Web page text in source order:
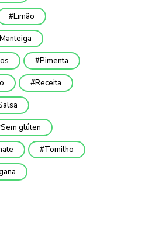
Limão
Manteiga
Pimenta
Receita
Sem glúten
Tomilho